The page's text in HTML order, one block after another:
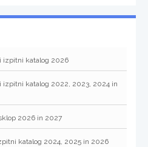
izpitni katalog 2026
izpitni katalog 2022, 2023, 2024 in
2026 in 2027
katalog 2024, 2025 in 2026